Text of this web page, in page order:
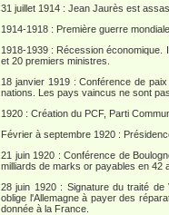
31 juillet 1914 : Jean Jaurès est
1914-1918 : Première guerre
1918-1939 : Récession économique.
et 20 premiers ministres.
18 janvier 1919 : Conférence de
nations. Les pays vaincus ne sont
1920 : Création du PCF, Parti
Février à septembre 1920 :
21 juin 1920 : Conférence de
milliards de marks or payables en 42
28 juin 1920 : Signature du traité
oblige l'Allemagne à payer des
donnée à la France.